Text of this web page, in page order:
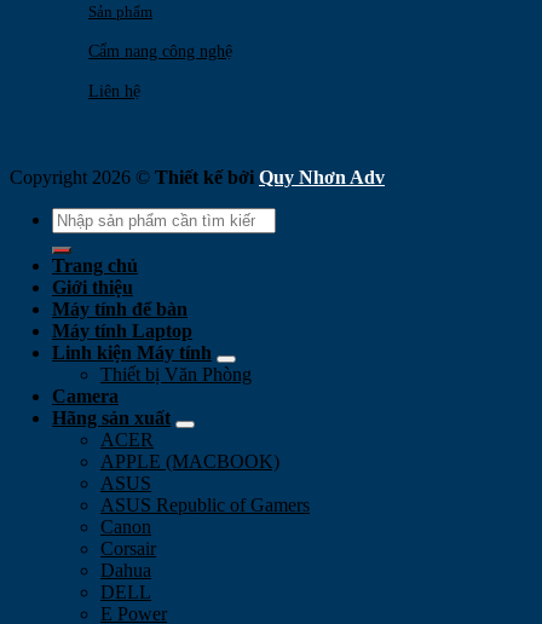
Sản phẩm
Cẩm nang công nghệ
Liên hệ
Copyright 2026 © Thiết kế bởi Quy Nhơn Adv
Search
for:
Trang chủ
Giới thiệu
Máy tính để bàn
Máy tính Laptop
Linh kiện Máy tính
Thiết bị Văn Phòng
Camera
Hãng sản xuất
ACER
APPLE (MACBOOK)
ASUS
ASUS Republic of Gamers
Canon
Corsair
Dahua
DELL
E Power